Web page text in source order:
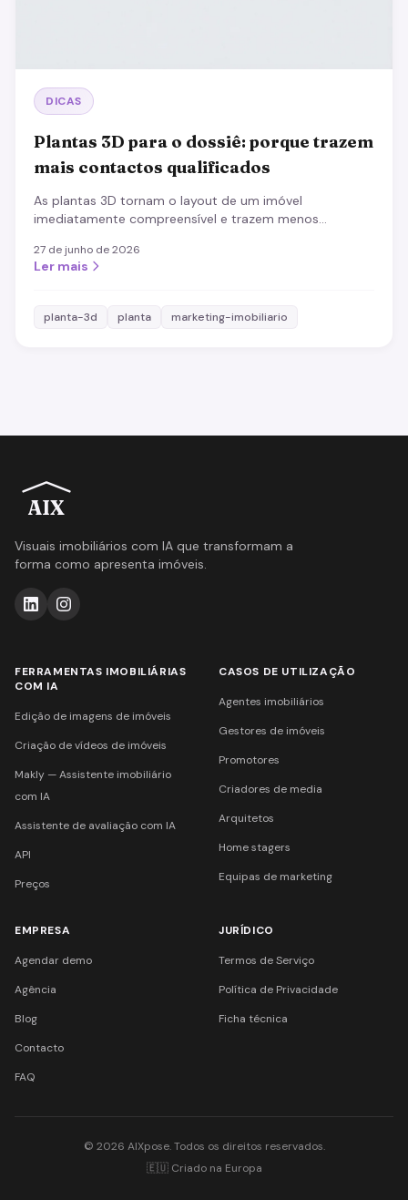
DICAS
Plantas 3D para o dossiê: porque trazem
mais contactos qualificados
As plantas 3D tornam o layout de um imóvel
imediatamente compreensível e trazem menos
práticas e impacto.
27 de junho de 2026
Ler mais
planta-3d planta marketing-imobiliario
AIX
Visuais imobiliários com IA que transformam a
forma como apresenta imóveis.
FERRAMENTAS IMOBILIÁRIAS
COM IA
Edição de imagens de imóveis
Criação de vídeos de imóveis
Makly — Assistente imobiliário
com IA
Assistente de avaliação com IA
API
Preços
CASOS DE UTILIZAÇÃO
Agentes imobiliários
Gestores de imóveis
Promotores
Criadores de media
Arquitetos
Home stagers
Equipas de marketing
EMPRESA
Agendar demo
Agência
Blog
Contacto
FAQ
JURÍDICO
Termos de Serviço
Política de Privacidade
Ficha técnica
© 2026 AIXpose. Todos os direitos reservados.
🇪🇺 Criado na Europa